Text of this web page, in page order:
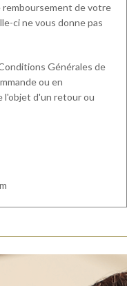
remboursement de votre
ci ne vous donne pas
Générales de
ou en
l'objet d'un retour ou